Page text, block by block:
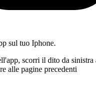
sul tuo Iphone.
scorri il dito da sinistra
alle pagine precedenti